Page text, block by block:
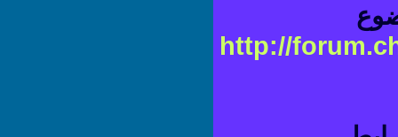
http://